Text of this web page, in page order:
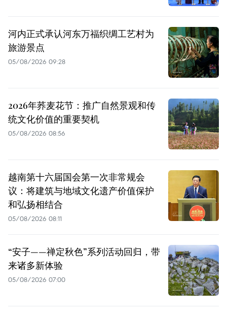
河内正式承认河东万福织绸工艺村为
旅游景点
05/08/2026 09:28
2026年荞麦花节：推广自然景观和传
统文化价值的重要契机
05/08/2026 08:56
越南第十六届国会第一次非常规会
议：将建筑与地域文化遗产价值保护
和弘扬相结合
05/08/2026 08:11
“安子——禅定秋色”系列活动回归，带
来诸多新体验
05/08/2026 07:00